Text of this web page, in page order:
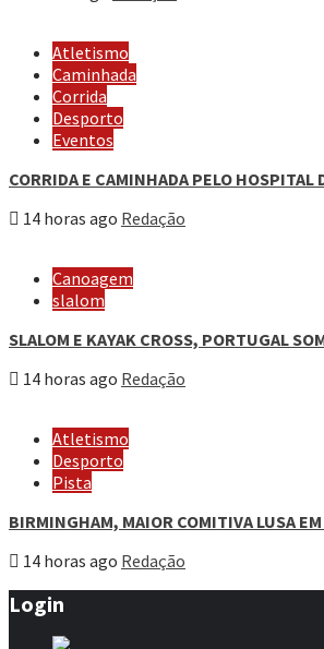
Atletismo
Caminhada
Corrida
Desporto
Eventos
CORRIDA E CAMINHADA PELO HOSPITAL
14 horas ago Redação
Canoagem
slalom
SLALOM E KAYAK CROSS, PORTUGAL
14 horas ago Redação
Atletismo
Desporto
Pista
BIRMINGHAM, MAIOR COMITIVA LUSA
14 horas ago Redação
Login